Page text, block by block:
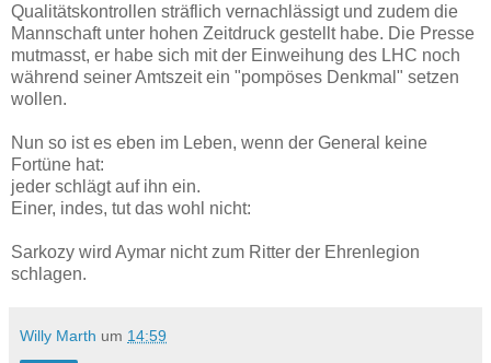
Qualitätskontrollen sträflich vernachlässigt und zudem die
Mannschaft unter hohen Zeitdruck gestellt habe. Die Presse
mutmasst, er habe sich mit der Einweihung des LHC noch
während seiner Amtszeit ein "pompöses Denkmal" setzen
wollen.
Nun so ist es eben im Leben, wenn der General keine
Fortüne hat:
jeder schlägt auf ihn ein.
Einer, indes, tut das wohl nicht:
Sarkozy wird Aymar nicht zum Ritter der Ehrenlegion
schlagen.
Willy Marth um 14:59